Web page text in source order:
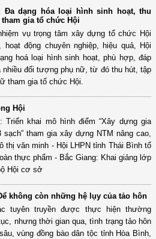
Đa dạng hóa loại hình sinh hoạt, thu
gia tổ chức Hội
vụ trọng tâm xây dựng tổ chức Hội
hoạt động chuyên nghiệp, hiệu quả, Hội
hoá loại hình sinh hoạt, phù hợp, đáp
nhiều đối tượng phụ nữ, từ đó thu hút, tập
tham gia tổ chức Hội.
Hội
Triển khai mô hình điểm “Xây dựng gia
sạch” tham gia xây dựng NTM nâng cao,
thị văn minh - Hội LHPN tỉnh Thái Bình tổ
thực phẩm - Bắc Giang: Khai giảng lớp
Hội cơ sở
không còn những hệ lụy của tảo hôn
tuyên truyền được thực hiện thường
nhưng thời gian qua, tình trạng tảo hôn
vùng đồng bào dân tộc tỉnh Hòa Bình,